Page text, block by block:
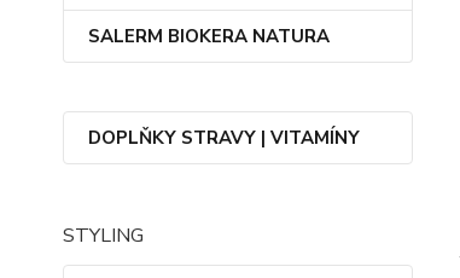
SALERM BIOKERA NATURA
DOPLŇKY STRAVY | VITAMÍNY
STYLING